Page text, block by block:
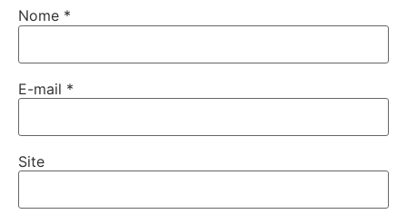
Nome *
E-mail *
Site